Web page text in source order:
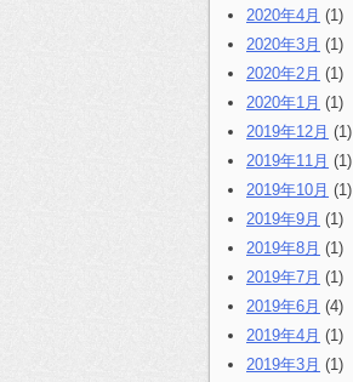
2020年4月 (1)
2020年3月 (1)
2020年2月 (1)
2020年1月 (1)
2019年12月 (1)
2019年11月 (1)
2019年10月 (1)
2019年9月 (1)
2019年8月 (1)
2019年7月 (1)
2019年6月 (4)
2019年4月 (1)
2019年3月 (1)